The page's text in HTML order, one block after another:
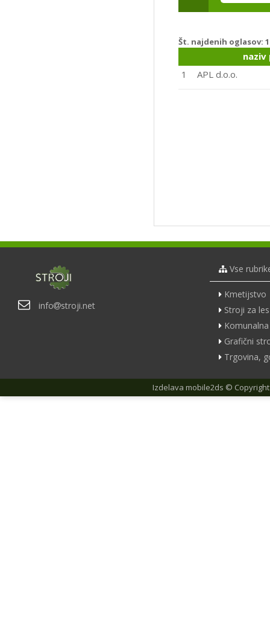
Št. najdenih oglasov: 1
1
APL d.o.o.
info stroji.net
Vse
Kmetijstvo
Stroji za les
Grafični
Trgovina,
Izdelava mobile2ds ©